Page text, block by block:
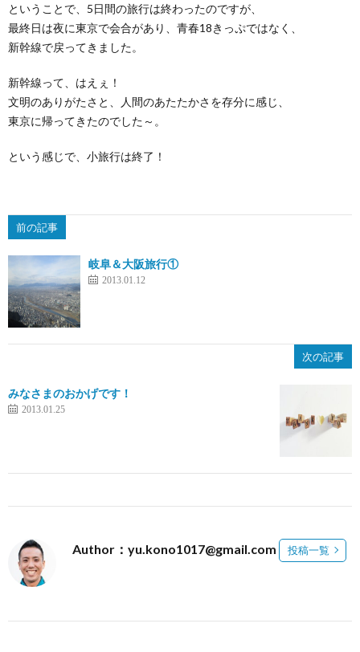
ということで、5日間の旅行は終わったのですが、
最終日は夜に東京で会合があり、青春18きっぷではなく、
新幹線で戻ってきました。
新幹線って、はえぇ！
文明のありがたさと、人間のあたたかさを存分に感じ、
東京に帰ってきたのでした～。
という感じで、小旅行は終了！
前の記事
岐阜＆大阪旅行①
2013.01.12
次の記事
みなさまのおかげです！
2013.01.25
Author：yu.kono1017@gmail.com 投稿一覧